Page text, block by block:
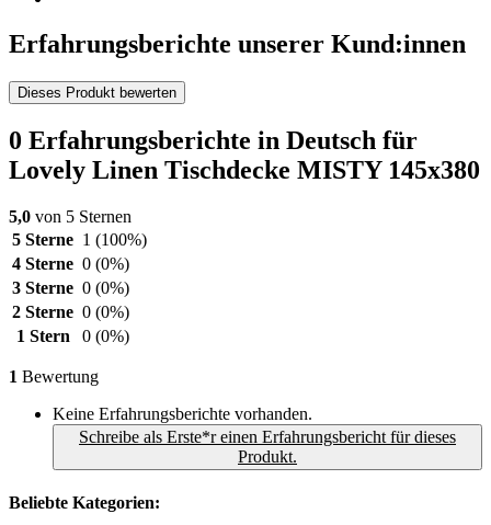
Erfahrungsberichte unserer Kund:innen
Dieses Produkt bewerten
0 Erfahrungsberichte in Deutsch für
Lovely Linen Tischdecke MISTY 145x380
5,0 von 5 Sternen
5 Sterne 1 (100%)
4 Sterne 0 (0%)
3 Sterne 0 (0%)
2 Sterne 0 (0%)
1 Stern
0 (0%)
1 Bewertung
Keine Erfahrungsberichte vorhanden.
Schreibe als Erste*r einen Erfahrungsbericht für dieses
Produkt.
Beliebte Kategorien: